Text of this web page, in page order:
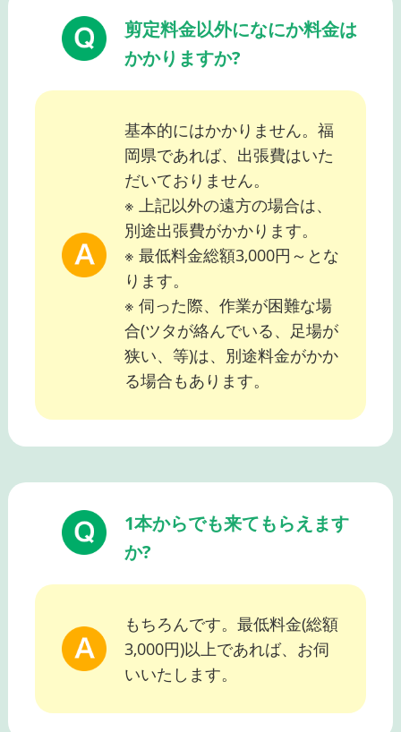
剪定料金以外になにか料金は
かかりますか?
基本的にはかかりません。福
岡県であれば、出張費はいた
だいておりません。
※ 上記以外の遠方の場合は、
別途出張費がかかります。
※ 最低料金総額3,000円～とな
ります。
※ 伺った際、作業が困難な場
合(ツタが絡んでいる、足場が
狭い、等)は、別途料金がかか
る場合もあります。
1本からでも来てもらえます
か?
もちろんです。最低料金(総額
3,000円)以上であれば、お伺
いいたします。